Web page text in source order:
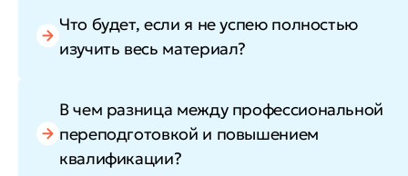
Что будет, если я не успею полностью
изучить весь материал?
В чем разница между профессиональной
переподготовкой и повышением
квалификации?